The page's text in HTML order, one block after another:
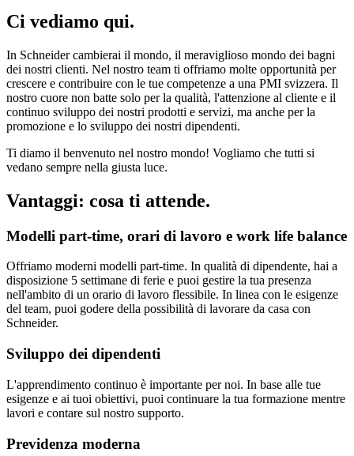
Ci vediamo qui.
In Schneider cambierai il mondo, il meraviglioso mondo dei bagni
dei nostri clienti. Nel nostro team ti offriamo molte opportunità per
crescere e contribuire con le tue competenze a una PMI svizzera. Il
nostro cuore non batte solo per la qualità, l'attenzione al cliente e il
continuo sviluppo dei nostri prodotti e servizi, ma anche per la
promozione e lo sviluppo dei nostri dipendenti.
Ti diamo il benvenuto nel nostro mondo! Vogliamo che tutti si
vedano sempre nella giusta luce.
Vantaggi: cosa ti attende.
Modelli part-time, orari di lavoro e work life balance
Offriamo moderni modelli part-time. In qualità di dipendente, hai a
disposizione 5 settimane di ferie e puoi gestire la tua presenza
nell'ambito di un orario di lavoro flessibile. In linea con le esigenze
del team, puoi godere della possibilità di lavorare da casa con
Schneider.
Sviluppo dei dipendenti
L'apprendimento continuo è importante per noi. In base alle tue
esigenze e ai tuoi obiettivi, puoi continuare la tua formazione mentre
lavori e contare sul nostro supporto.
Previdenza moderna